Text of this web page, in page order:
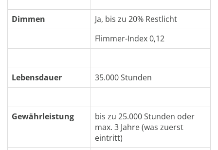
Dimmen
Ja, bis zu 20% Restlicht
Flimmer-Index 0,12
Lebensdauer 35.000 Stunden
Gewährleistung
bis zu 25.000 Stunden oder
max. 3 Jahre (was zuerst
eintritt)